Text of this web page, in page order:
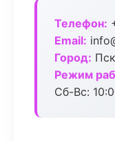
Телефон:
Email:
Город:
Режим
Сб-Вс: